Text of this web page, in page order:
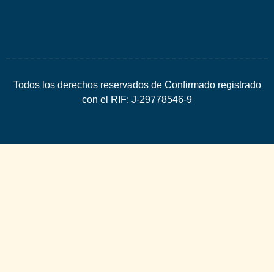
Todos los derechos reservados de Confirmado registrado
con el RIF: J-29778546-9